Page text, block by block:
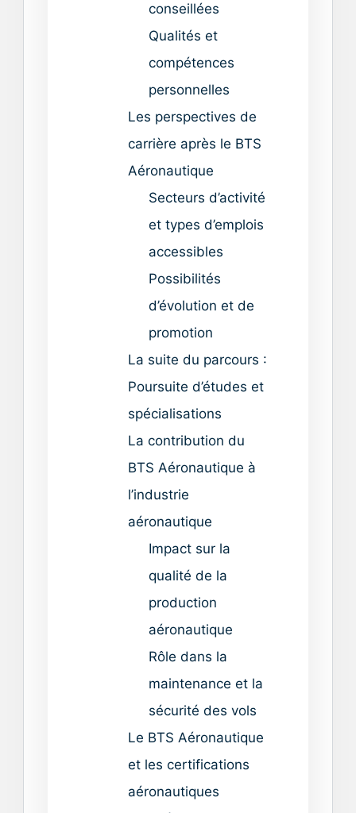
conseillées
Qualités et
compétences
personnelles
Les perspectives de
carrière après le BTS
Aéronautique
Secteurs d’activité
et types d’emplois
accessibles
Possibilités
d’évolution et de
promotion
La suite du parcours :
Poursuite d’études et
spécialisations
La contribution du
BTS Aéronautique à
l’industrie
aéronautique
Impact sur la
qualité de la
production
aéronautique
Rôle dans la
maintenance et la
sécurité des vols
Le BTS Aéronautique
et les certifications
aéronautiques